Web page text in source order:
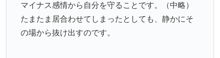
マイナス感情から自分を守ることです。（中略）
たまたま居合わせてしまったとしても、静かにそ
の場から抜け出すのです。